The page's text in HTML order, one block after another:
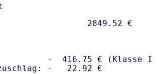
-  416.75 € (Klasse I)
-   22.92 €